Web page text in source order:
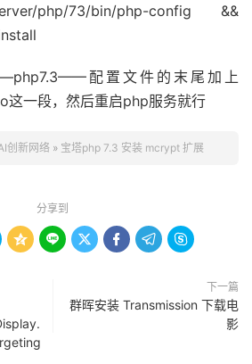
php/73/bin/php-config &&
配置文件的末尾加上
一段，然后重启php服务就行
创新网络 » 宝塔php 7.3 安装 mcrypt 扩展
分享到
     
下一篇
群晖安装 Transmission 下载电
影